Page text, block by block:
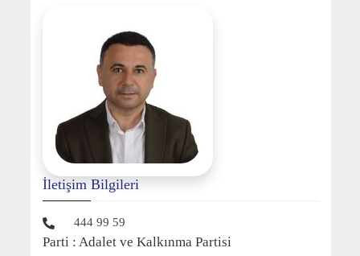
İletişim Bilgileri
444 99 59
Parti : Adalet ve Kalkınma Partisi